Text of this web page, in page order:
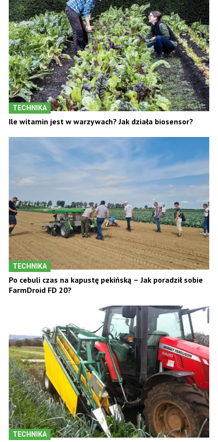
TECHNIKA
Ile witamin jest w warzywach? Jak działa biosensor?
TECHNIKA
Po cebuli czas na kapustę pekińską – Jak poradził sobie
FarmDroid FD 20?
TECHNIKA